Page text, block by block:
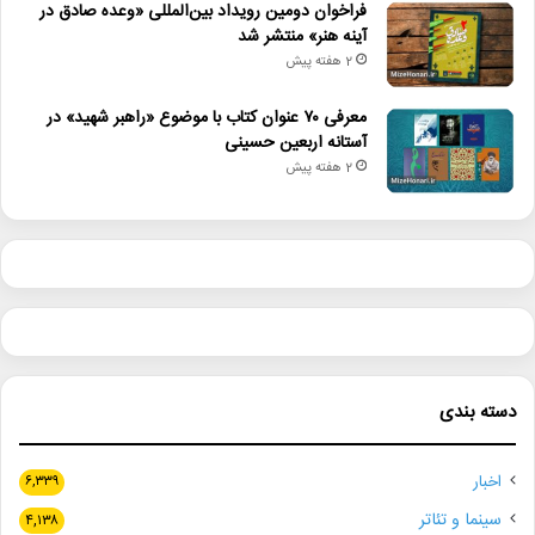
مدونا تاکنون از اتهامات پن علیه خود دفاع نکرده است.
لینک خبر
• نگاه هفته
• صبحانه خبر
فراخوان دومین رویداد بین‌المللی «وعده صادق در
آینه هنر» منتشر شد
2 هفته پیش
معرفی ۷۰ عنوان کتاب با موضوع «راهبر شهید» در
آستانه اربعین حسینی
2 هفته پیش
دسته بندی
اخبار ۶,۳۳۹
سینما و تئاتر ۴,۱۳۸